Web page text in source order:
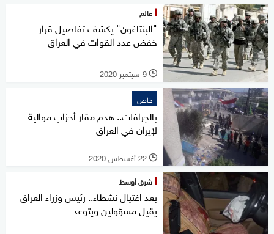
عالم
"البنتاغون" يكشف تفاصيل قرار
خفض عدد القوات في العراق
l 9 سبتمبر 2020
خاص
بالجرافات.. هدم مقار أحزاب موالية
لإيران في العراق
l 22 أغسطس 2020
شرق أوسط
بعد اغتيال نشطاء.. رئيس وزراء العراق
يقيل مسؤولين ويتوعد